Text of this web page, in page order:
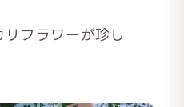
フラワーが珍し